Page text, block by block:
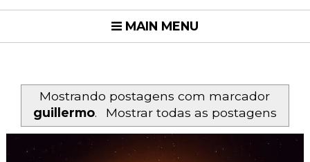
MAIN MENU
Mostrando postagens com marcador
guillermo. Mostrar todas as postagens